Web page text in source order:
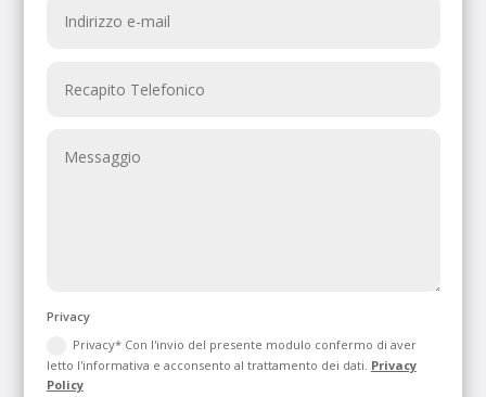
Privacy
Privacy* Con l'invio del presente modulo confermo di aver
letto l'informativa e acconsento al trattamento dei dati. Privacy
Policy